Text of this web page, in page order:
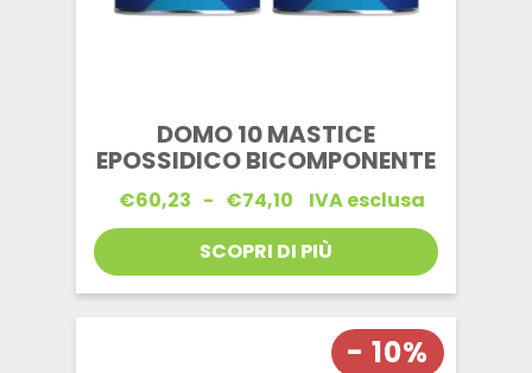
DOMO 10 MASTICE
EPOSSIDICO BICOMPONENTE
€60,23 - €74,10
Fascia
di
prezzo:
da
€60,23
a
IVA esclusa
SCOPRI DI PIÙ
- 10%